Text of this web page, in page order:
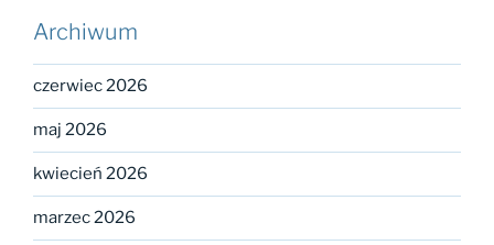
Archiwum
czerwiec 2026
maj 2026
kwiecień 2026
marzec 2026